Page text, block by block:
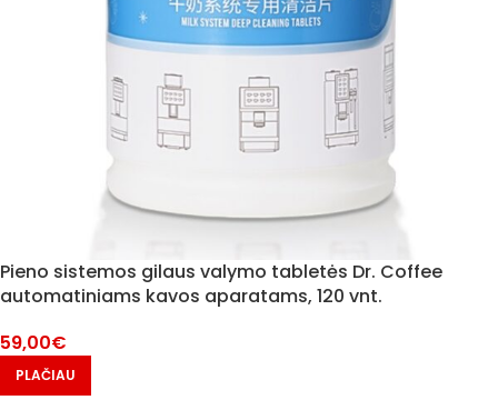
Pieno sistemos gilaus valymo tabletės Dr. Coffee
automatiniams kavos aparatams, 120 vnt.
59,00€
PLAČIAU